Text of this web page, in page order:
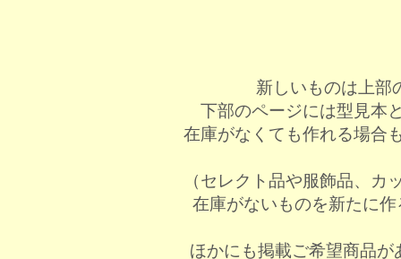
新しいものは上部
下部のページには型見本
在庫がなくても作れる場合
（セレクト品や服飾品、
在庫がないものを新たに
ほかにも掲載ご希望商品が